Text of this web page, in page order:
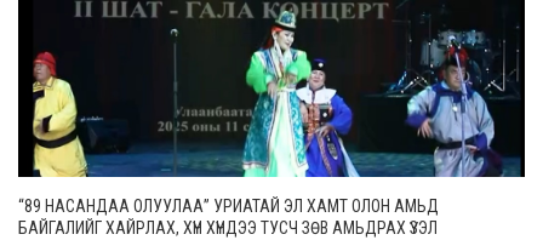
“89 НАСАНДАА ОЛУУЛАА” УРИАТАЙ ЭЛ ХАМТ ОЛОН АМЬД
БАЙГАЛИЙГ ХАЙРЛАХ, ХҮН ХҮНДЭЭ ТУСЧ ЗӨВ АМЬДРАХ ҮЗЭЛ